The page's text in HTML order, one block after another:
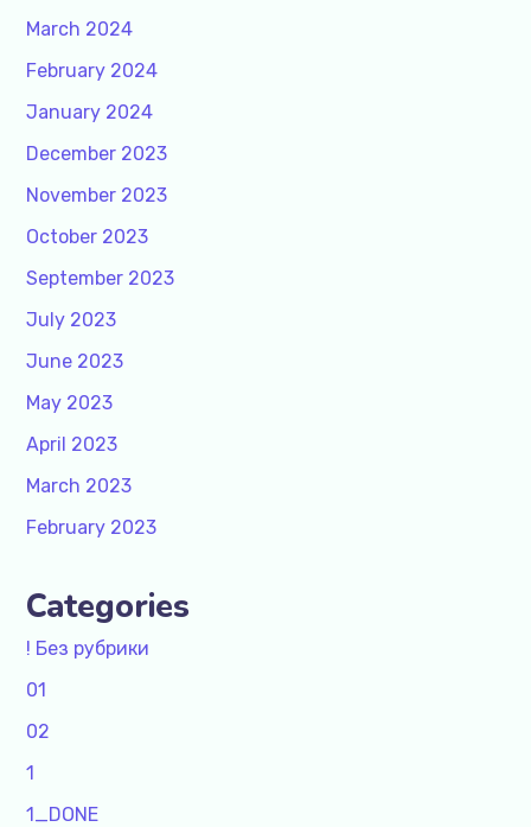
March 2024
February 2024
January 2024
December 2023
November 2023
October 2023
September 2023
July 2023
June 2023
May 2023
April 2023
March 2023
February 2023
Categories
! Без рубрики
01
02
1
1_DONE